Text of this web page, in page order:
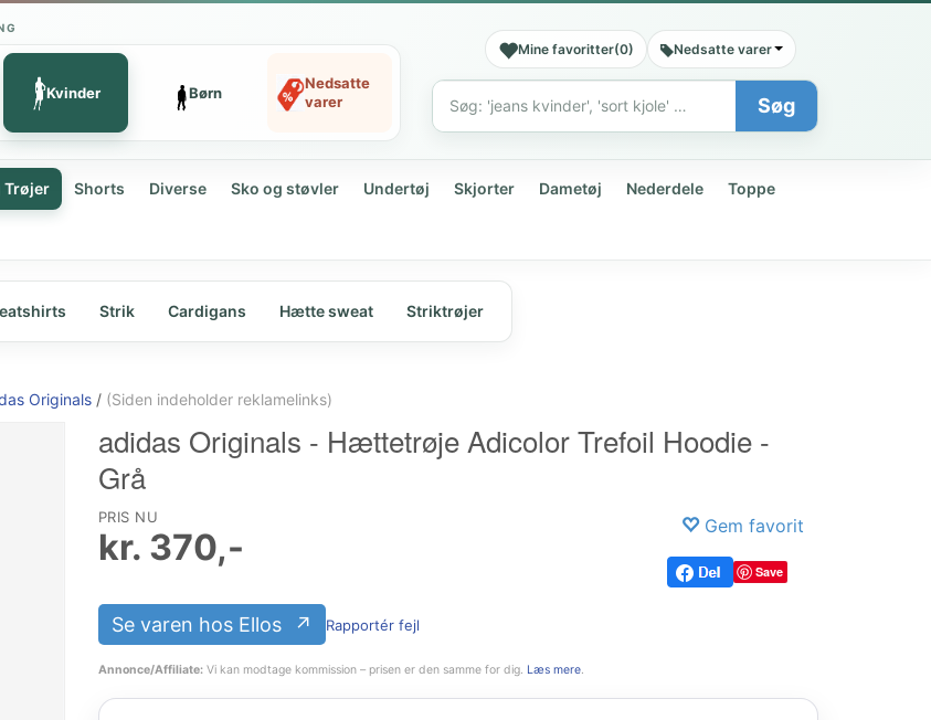
Kvinder Børn
Nedsatte
varer
Mine favoritter(0) Nedsatte varer
Søg
Søg
Trøjer Shorts Diverse Sko og støvler Undertøj Skjorter Dametøj Nederdele Toppe
Strik Cardigans Hætte sweat Striktrøjer
Originals / (Siden indeholder reklamelinks)
adidas Originals - Hættetrøje Adicolor Trefoil Hoodie -
Grå
PRIS NU
kr. 370,- Gem favorit
Save
Se varen hos Ellos Rapportér fejl
Annonce/Affiliate:Vi kan modtage kommission – prisen er den samme for dig. Læs mere.